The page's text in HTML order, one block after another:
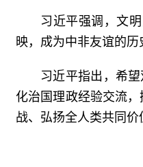
习近平强调，文
映，成为中非友谊的历
习近平指出，希
化治国理政经验交流
战、弘扬全人类共同